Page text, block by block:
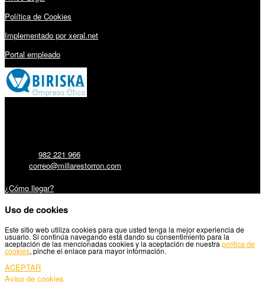
Política de Cookies
Implementado por xeral.net
Portal empleado
982 221 966
correo@millarestorron.com
¿Cómo llegar?
Uso de cookies
Este sitio web utiliza cookies para que usted tenga la mejor experiencia de
usuario. Si continúa navegando está dando su consentimiento para la
aceptación de las mencionadas cookies y la aceptación de nuestra política de
cookies, pinche el enlace para mayor información.
ACEPTAR
Aviso de cookies